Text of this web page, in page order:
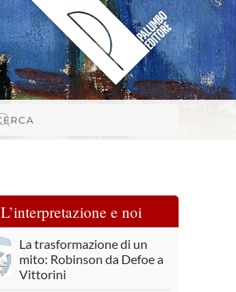
L’interpretazione e noi
La trasformazione di un
mito: Robinson da Defoe a
Vittorini